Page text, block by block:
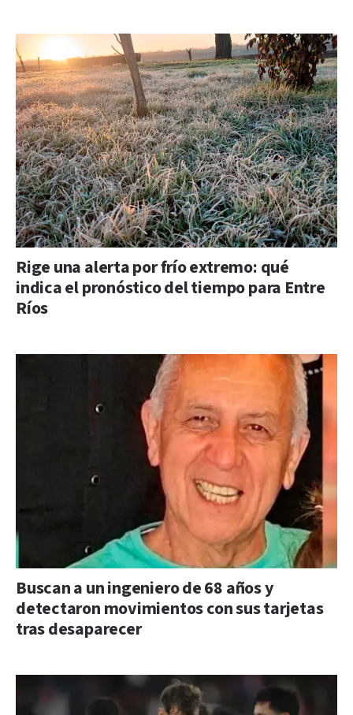
Rige una alerta por frío extremo: qué
indica el pronóstico del tiempo para Entre
Ríos
Buscan a un ingeniero de 68 años y
detectaron movimientos con sus tarjetas
tras desaparecer